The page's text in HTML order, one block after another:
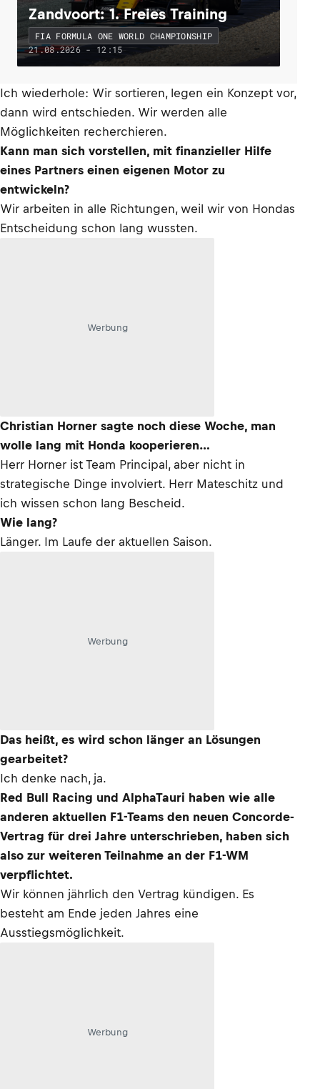
Zandvoort: 1. Freies Training
FIA FORMULA ONE WORLD CHAMPIONSHIP
21.08.2026 - 12:15
Ich wiederhole: Wir sortieren, legen ein Konzept vor,
dann wird entschieden. Wir werden alle
Möglichkeiten recherchieren.
Kann man sich vorstellen, mit finanzieller Hilfe
eines Partners einen eigenen Motor zu
entwickeln?
Wir arbeiten in alle Richtungen, weil wir von Hondas
Entscheidung schon lang wussten.
Werbung
Christian Horner sagte noch diese Woche, man
wolle lang mit Honda kooperieren…
Herr Horner ist Team Principal, aber nicht in
strategische Dinge involviert. Herr Mateschitz und
ich wissen schon lang Bescheid.
Wie lang?
Länger. Im Laufe der aktuellen Saison.
Werbung
Das heißt, es wird schon länger an Lösungen
gearbeitet?
Ich denke nach, ja.
Red Bull Racing und AlphaTauri haben wie alle
anderen aktuellen F1-Teams den neuen Concorde-
Vertrag für drei Jahre unterschrieben, haben sich
also zur weiteren Teilnahme an der F1-WM
verpflichtet.
Wir können jährlich den Vertrag kündigen. Es
besteht am Ende jeden Jahres eine
Ausstiegsmöglichkeit.
Werbung